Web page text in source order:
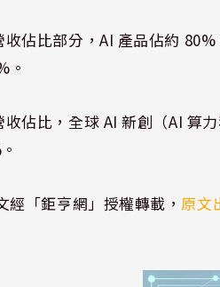
收佔比部分，AI 產品佔約
。
收佔比，全球 AI 新創（AI 算
經「鉅亨網」授權轉載，原文